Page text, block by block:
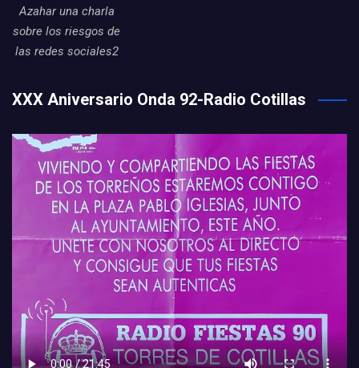
Azahar una charla
sobre los riesgos de
las redes sociales2
XXX Aniversario Onda 92-Radio Cotillas